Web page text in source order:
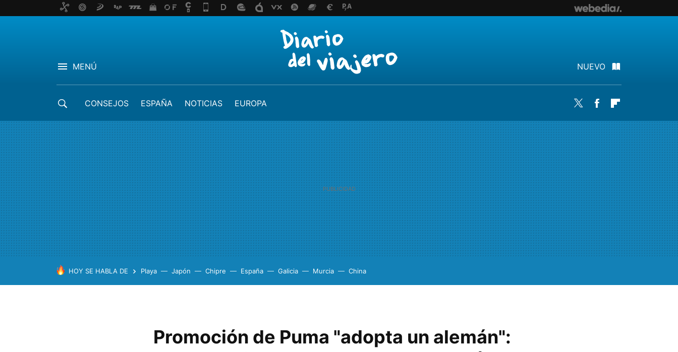
MENÚ NUEVO
CONSEJOS ESPAÑA NOTICIAS EUROPA Twitter Facebook
HOY SE HABLA DE Playa Japón Chipre España Galicia Murcia China
Promoción de Puma "adopta un alemán":